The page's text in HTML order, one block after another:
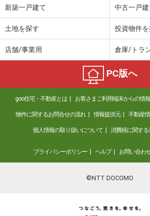
2,749万円
109.93m²
2,580万円
住 所
宮城県仙台市青葉区
建物面積 95.22m²
土地面積
114.63m²
宮城県仙台市青葉区川平４丁目
価 格
2,580万円
住 所
宮城県仙台市青葉区
95.22m²
宮城県多賀城市笠神１
新築一戸建て 中古一戸建
土地を探す 投資物件
店舗/事業用 倉庫/トラ
PC版へ
goo住宅・不動産とは お客さまご利用端末からの情
物件に関するお問合せの流れ 情報提供元 不動産
個人情報の取り扱いについて 消費税に関す
プライバシーポリシー ヘルプ お問い合わ
©NTT DOCOMO